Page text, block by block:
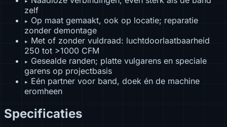
zelf
▸ Op maat gemaakt, ook op locatie; reparatie
zonder demontage
▸ Met of zonder vuldraad: luchtdoorlaatbaarheid
250 tot >1000 CFM
▸ Gesealde randen; platte vulgarens en speciale
garens op projectbasis
▸ Eén partner voor band, doek én de machine
eromheen
Specificaties